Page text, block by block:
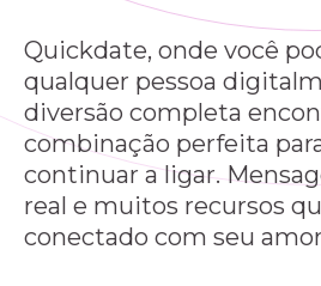
Quickdate, onde você
qualquer pessoa
diversão completa
combinação perfeita
continuar a ligar.
real e muitos recursos
conectado com seu